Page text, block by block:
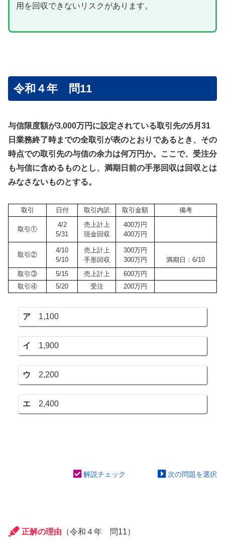
用を回収できないリスクがあります。
令和４年 問11
与信限度額が3,000万円に設定されている取引先の5月31
日業務終了時までの全取引が表のとおりであるとき、その
時点での取引先の与信の余力は何万円か。ここで、受注分
も与信に含めるものとし、満期日前の手形回収は回収とは
みなさないものとする。
取引 日付 取引内訳 取引金額 備考
取引①
4/2
5/31
売上計上
現金回収
400万円
400万円
取引②
4/10
5/10
売上計上
手形回収
300万円
300万円
満期日：6/10
取引③
5/15 売上計上
600万円
取引④
5/20 受注 200万円
ア 1,100
イ 1,900
ウ 2,200
エ 2,400
解説チェック 次の問題を選択
正解の理由 （令和４年 問11）